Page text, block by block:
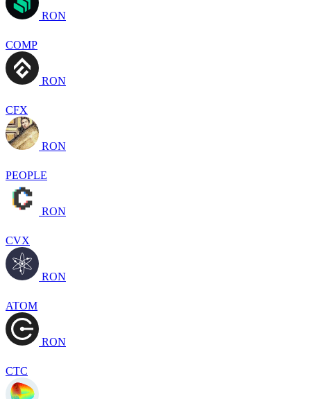
RON
COMP
RON
CFX
RON
PEOPLE
RON
CVX
RON
ATOM
RON
CTC